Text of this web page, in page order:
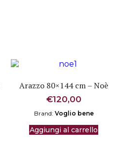
Arazzo 80×144 cm – Noè
€120,00
Brand: Voglio bene
Aggiungi al carrello